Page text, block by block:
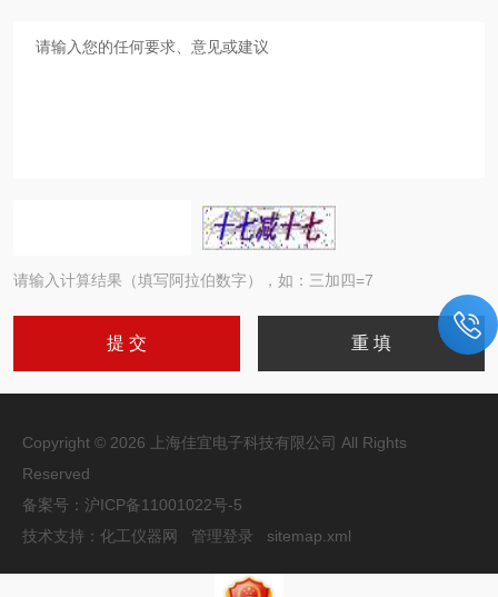
请输入计算结果（填写阿拉伯数字），如：三加四=7
Copyright © 2026 上海佳宜电子科技有限公司 All Rights
Reserved
备案号： 沪ICP备11001022号-5
技术支持： 化工仪器网 管理登录 sitemap.xml